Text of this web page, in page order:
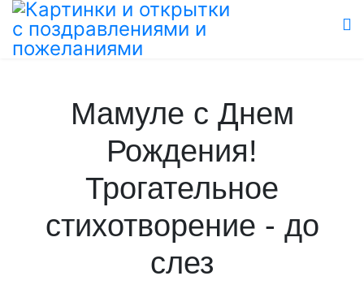
Мамуле с Днем
Рождения!
Трогательное
стихотворение - до
слез